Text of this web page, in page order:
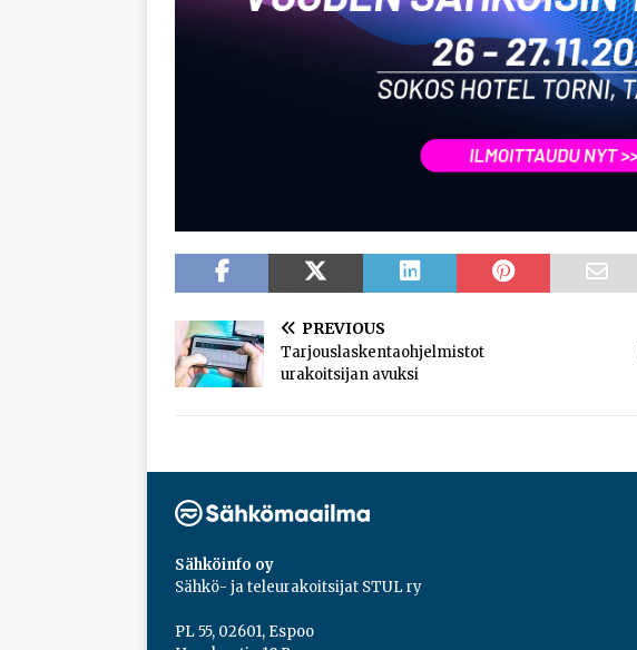
PREVIOUS
Tarjouslaskentaohjelmistot
urakoitsijan avuksi
Sähköinfo oy
Sähkö- ja teleurakoitsijat STUL ry
PL 55, 02601, Espoo